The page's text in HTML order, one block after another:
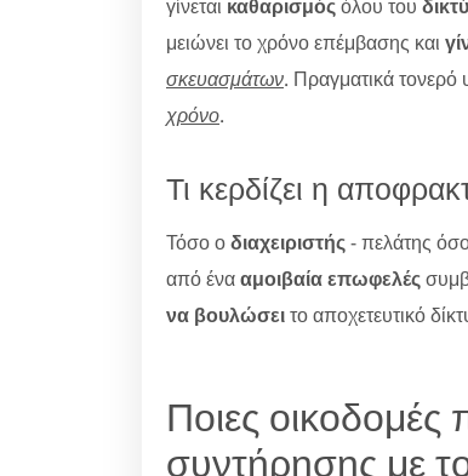
γίνεται καθαρισμόςόλου του
μειώνει το χρόνο επέμβασης και
σκευασμάτων. Πραγματικά τονερό
χρόνο.
Τι κερδίζει η
Τόσο οδιαχειριστής- πελάτης
από ένααμοιβαία επωφελές
να βουλώσειτο αποχετευτικό
Ποιες
συντήρησης με